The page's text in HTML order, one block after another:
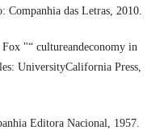
das Letras, 2010.
"“ cultureandeconomy in
UniversityCalifornia Press,
Editora Nacional, 1957.